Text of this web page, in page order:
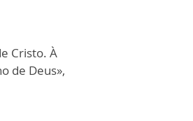
Cristo. À
de Deus»,